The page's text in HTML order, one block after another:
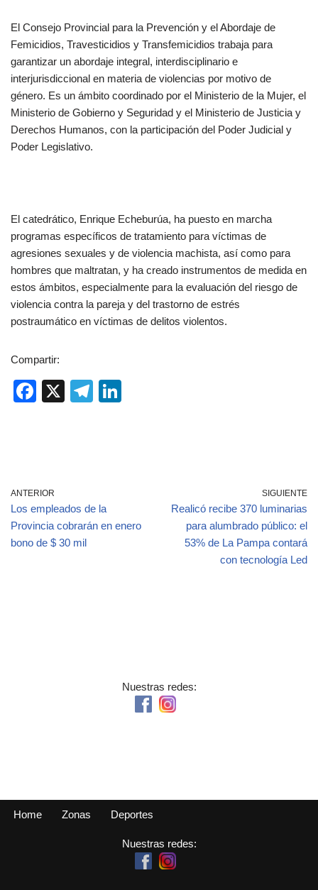
El Consejo Provincial para la Prevención y el Abordaje de
Femicidios, Travesticidios y Transfemicidios trabaja para
garantizar un abordaje integral, interdisciplinario e
interjurisdiccional en materia de violencias por motivo de
género. Es un ámbito coordinado por el Ministerio de la Mujer, el
Ministerio de Gobierno y Seguridad y el Ministerio de Justicia y
Derechos Humanos, con la participación del Poder Judicial y
Poder Legislativo.
El catedrático, Enrique Echeburúa, ha puesto en marcha
programas específicos de tratamiento para víctimas de
agresiones sexuales y de violencia machista, así como para
hombres que maltratan, y ha creado instrumentos de medida en
estos ámbitos, especialmente para la evaluación del riesgo de
violencia contra la pareja y del trastorno de estrés
postraumático en víctimas de delitos violentos.
Compartir:
F
o
o
k
X
T
m
ANTERIOR
Los empleados de la
Provincia cobrarán en enero
bono de $ 30 mil
SIGUIENTE
Realicó recibe 370 luminarias
para alumbrado público: el
53% de La Pampa contará
con tecnología Led
Nuestras redes:
Home Zonas Deportes
Nuestras redes: